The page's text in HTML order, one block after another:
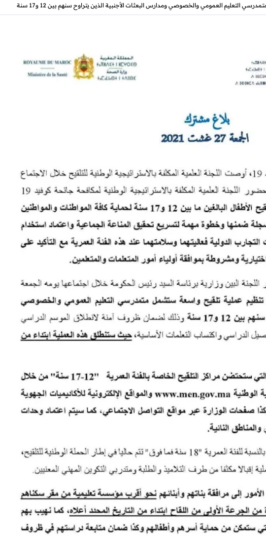
التعليم العمومي والخصوصي ومدارس البعثات الأجنبية الذين يتراوح سنهم بين 12 و17 سنة
بلاغ بخصوص عملية تلقيح متمدرسي التعليم العمومي والخصوصي ومدارس